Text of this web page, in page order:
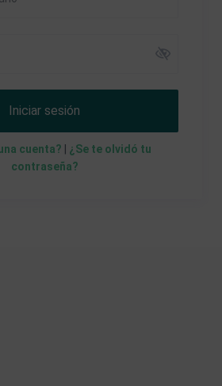
Iniciar sesión
cuenta?
¿Se te olvidó tu
contraseña?